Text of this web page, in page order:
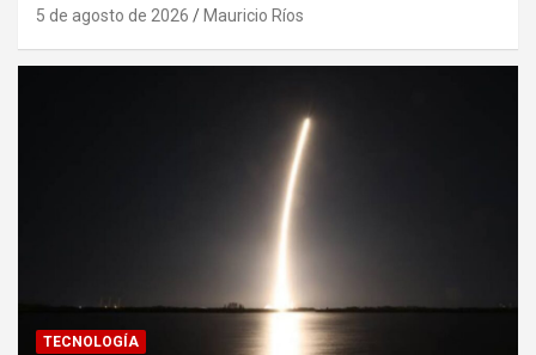
5 de agosto de 2026 Mauricio Ríos
TECNOLOGÍA